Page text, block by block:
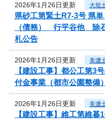
2026年1月26日更新 大垣
県砂工第緊土R7-3号 県
（債務） 行平谷他 除
札公告
2026年1月26日更新 美濃
【建設工事】都公工第3
付金事業（都市公園整備
2026年1月26日更新 美濃
【建設工事】維工第維